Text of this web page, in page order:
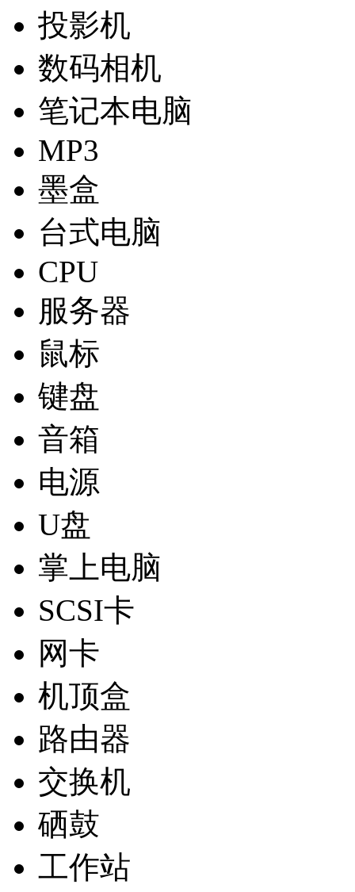
投影机
数码相机
笔记本电脑
MP3
墨盒
台式电脑
CPU
服务器
鼠标
键盘
音箱
电源
U盘
掌上电脑
SCSI卡
网卡
机顶盒
路由器
交换机
硒鼓
工作站